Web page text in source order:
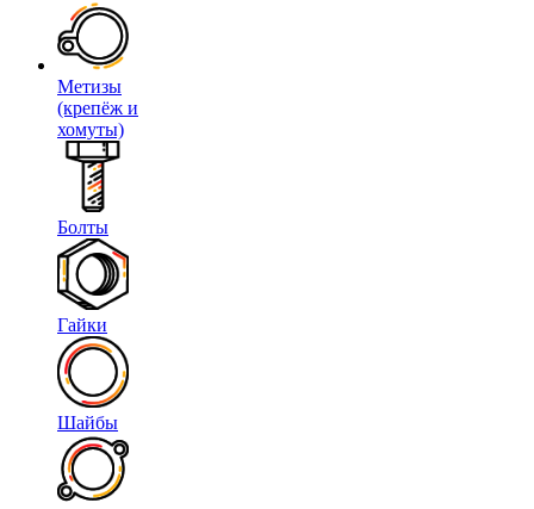
Метизы
(крепёж и
хомуты)
Болты
Гайки
Шайбы